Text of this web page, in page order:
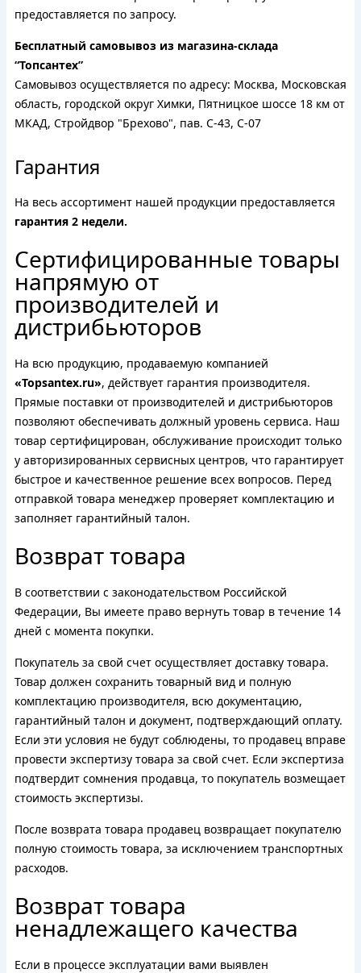
предоставляется по запросу.
Бесплатный самовывоз из магазина-склада
“Топсантех”
Самовывоз осуществляется по адресу: Москва, Московская
область, городской округ Химки, Пятницкое шоссе 18 км от
МКАД, Стройдвор "Брехово", пав. С-43, С-07
Гарантия
На весь ассортимент нашей продукции предоставляется
гарантия 2 недели.
Сертифицированные товары
напрямую от
производителей и
дистрибьюторов
На всю продукцию, продаваемую компанией
«Topsantex.ru», действует гарантия производителя.
Прямые поставки от производителей и дистрибьюторов
позволяют обеспечивать должный уровень сервиса. Наш
товар сертифицирован, обслуживание происходит только
у авторизированных сервисных центров, что гарантирует
быстрое и качественное решение всех вопросов. Перед
отправкой товара менеджер проверяет комплектацию и
заполняет гарантийный талон.
Возврат товара
В соответствии с законодательством Российской
Федерации, Вы имеете право вернуть товар в течение 14
дней с момента покупки.
Покупатель за свой счет осуществляет доставку товара.
Товар должен сохранить товарный вид и полную
комплектацию производителя, всю документацию,
гарантийный талон и документ, подтверждающий оплату.
Если эти условия не будут соблюдены, то продавец вправе
провести экспертизу товара за свой счет. Если экспертиза
подтвердит сомнения продавца, то покупатель возмещает
стоимость экспертизы.
После возврата товара продавец возвращает покупателю
полную стоимость товара, за исключением транспортных
расходов.
Возврат товара
ненадлежащего качества
Если в процессе эксплуатации вами выявлен